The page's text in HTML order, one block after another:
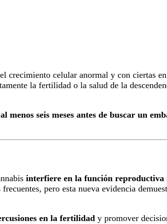
crecimiento celular anormal y con ciertas
la fertilidad o la salud de la
menos seis meses antes de buscar un
interfiere en la función reproductiva
pero esta nueva evidencia
en la fertilidad y promover